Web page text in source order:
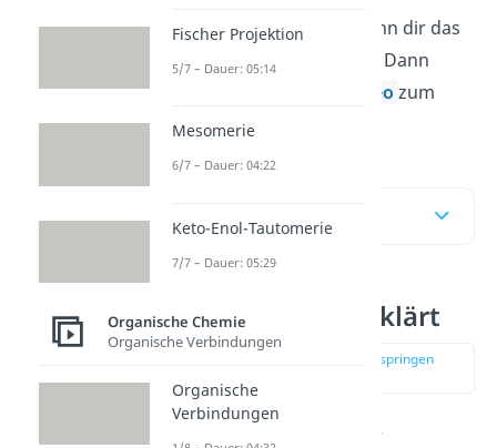
Mechanismen besser, wenn dir das
jemand zeigt und erklärt? Dann
Video zum
Thema Acetal an.
Acetal einfach erklärt
zur Stelle im Video springen
kann unter
Fischer Projektion
5/7 – Dauer: 05:14
Mesomerie
6/7 – Dauer: 04:22
Keto-Enol-Tautomerie
7/7 – Dauer: 05:29
Organische Chemie
Organische Verbindungen
Organische
Verbindungen